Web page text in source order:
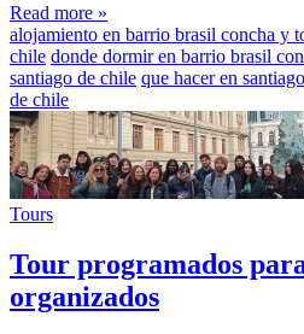
Read more »
alojamiento en barrio brasil concha y
chile donde dormir en barrio brasil
santiago de chile que hacer en
de chile
Tours
Tour programados
organizados